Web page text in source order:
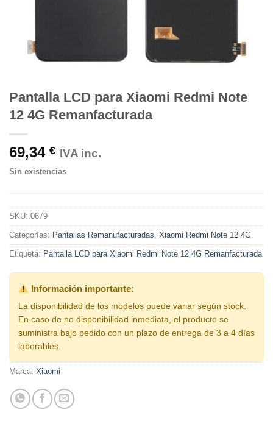
Pantalla LCD para Xiaomi Redmi Note
12 4G Remanfacturada
69,34 € IVA inc.
Sin existencias
SKU: 0679
Categorías: Pantallas Remanufacturadas, Xiaomi Redmi Note 12 4G
Etiqueta: Pantalla LCD para Xiaomi Redmi Note 12 4G Remanfacturada
Información importante:
La disponibilidad de los modelos puede variar según stock.
En caso de no disponibilidad inmediata, el producto se
suministra bajo pedido con un plazo de entrega de 3 a 4 días
laborables.
Marca: Xiaomi